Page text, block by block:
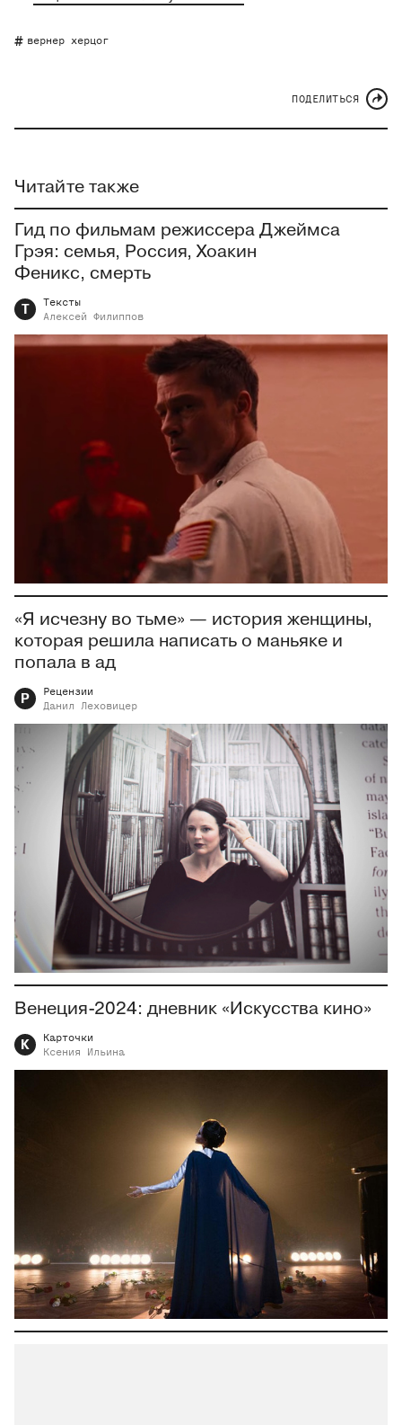
вернер херцог
ПОДЕЛИТЬСЯ
Читайте также
Гид по фильмам режиссера Джеймса
Грэя: семья, Россия, Хоакин
Феникс, смерть
Т
Тексты
Алексей
Филиппов
«Я исчезну во тьме» — история женщины,
которая решила написать о маньяке и
попала в ад
Р
Рецензии
Данил
Леховицер
Венеция-2024: дневник «Искусства кино»
К
Карточки
Ксения
Ильина